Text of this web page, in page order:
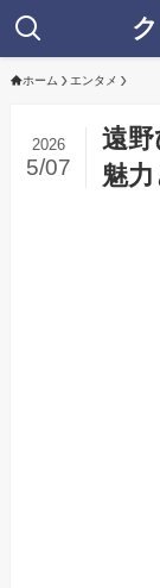
ホーム エンタメ
遠
魅力
2026
5/07